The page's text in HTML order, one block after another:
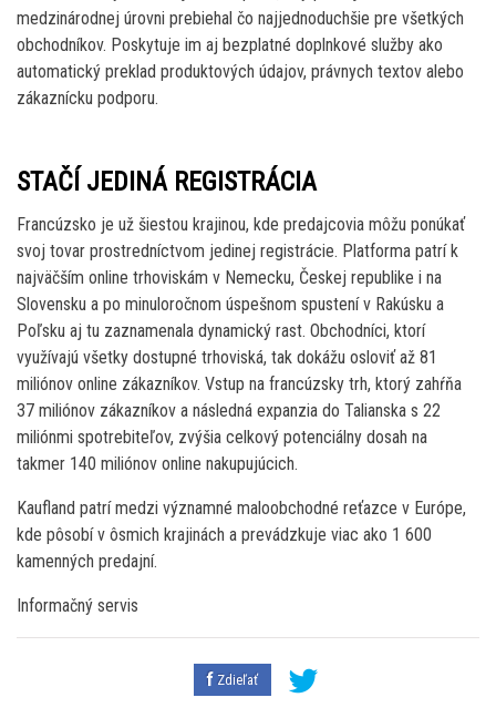
medzinárodnej úrovni prebiehal čo najjednoduchšie pre všetkých
obchodníkov. Poskytuje im aj bezplatné doplnkové služby ako
automatický preklad produktových údajov, právnych textov alebo
zákaznícku podporu.
STAČÍ JEDINÁ REGISTRÁCIA
Francúzsko je už šiestou krajinou, kde predajcovia môžu ponúkať
svoj tovar prostredníctvom jedinej registrácie. Platforma patrí k
najväčším online trhoviskám v Nemecku, Českej republike i na
Slovensku a po minuloročnom úspešnom spustení v Rakúsku a
Poľsku aj tu zaznamenala dynamický rast. Obchodníci, ktorí
využívajú všetky dostupné trhoviská, tak dokážu osloviť až 81
miliónov online zákazníkov. Vstup na francúzsky trh, ktorý zahŕňa
37 miliónov zákazníkov a následná expanzia do Talianska s 22
miliónmi spotrebiteľov, zvýšia celkový potenciálny dosah na
takmer 140 miliónov online nakupujúcich.
Kaufland patrí medzi významné maloobchodné reťazce v Európe,
kde pôsobí v ôsmich krajinách a prevádzkuje viac ako 1 600
kamenných predajní.
Informačný servis
Zdieľať